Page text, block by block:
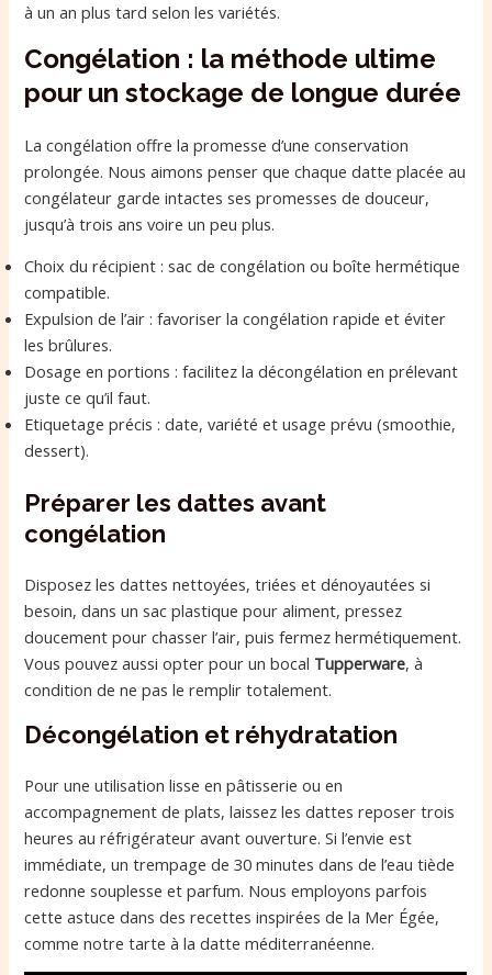
à un an plus tard selon les variétés.
Congélation : la méthode ultime
pour un stockage de longue durée
La congélation offre la promesse d’une conservation
prolongée. Nous aimons penser que chaque datte placée au
congélateur garde intactes ses promesses de douceur,
jusqu’à trois ans voire un peu plus.
Choix du récipient : sac de congélation ou boîte hermétique
compatible.
Expulsion de l’air : favoriser la congélation rapide et éviter
les brûlures.
Dosage en portions : facilitez la décongélation en prélevant
juste ce qu’il faut.
Etiquetage précis : date, variété et usage prévu (smoothie,
dessert).
Préparer les dattes avant
congélation
Disposez les dattes nettoyées, triées et dénoyautées si
besoin, dans un sac plastique pour aliment, pressez
doucement pour chasser l’air, puis fermez hermétiquement.
Vous pouvez aussi opter pour un bocal Tupperware, à
condition de ne pas le remplir totalement.
Décongélation et réhydratation
Pour une utilisation lisse en pâtisserie ou en
accompagnement de plats, laissez les dattes reposer trois
heures au réfrigérateur avant ouverture. Si l’envie est
immédiate, un trempage de 30 minutes dans de l’eau tiède
redonne souplesse et parfum. Nous employons parfois
cette astuce dans des recettes inspirées de la Mer Égée,
comme notre tarte à la datte méditerranéenne.